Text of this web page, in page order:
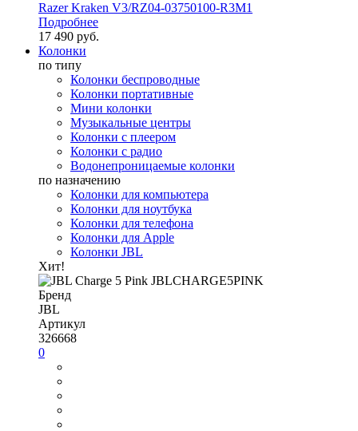
Razer Kraken V3/RZ04-03750100-R3M1
Подробнее
17 490 руб.
Колонки
по типу
Колонки беспроводные
Колонки портативные
Мини колонки
Музыкальные центры
Колонки с плеером
Колонки с радио
Водонепроницаемые колонки
по назначению
Колонки для компьютера
Колонки для ноутбука
Колонки для телефона
Колонки для Apple
Колонки JBL
Хит!
Бренд
JBL
Артикул
326668
0